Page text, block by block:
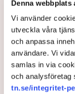
Denna webbplats
Vi använder
utveckla våra
och anpassa
användare. Vi
samlas in via
och analysföretag
tn.se/integritet-
Bild: Privat,
Polisen
på
torvtäkten i
både
gripanden”,